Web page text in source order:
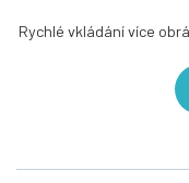
Rychlé vkládání více